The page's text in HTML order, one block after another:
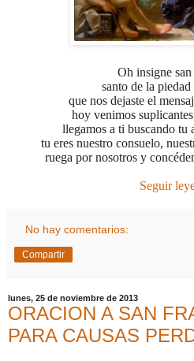
Oh insigne
santo de la
que nos dejaste el
hoy venimos
llegamos a ti buscando tu
tu eres nuestro consuelo,
ruega por nosotros y
Seguir
No hay comentarios:
Compartir
lunes, 25 de noviembre de 2013
ORACION A SAN
PARA CAUSAS